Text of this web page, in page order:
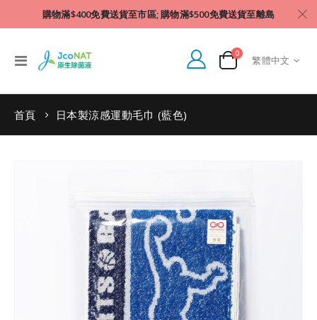
購物滿$400免費送貨至市區; 購物滿$500免費送貨至離島
Toggle
Nav
Cart
0件產品Language
繁體中文
首頁 日本製涼感運動毛巾 (藍色)